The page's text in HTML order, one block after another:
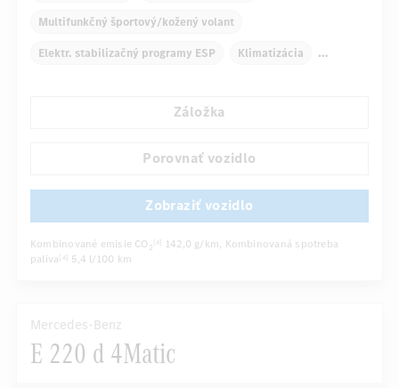
Multifunkčný športový/kožený volant
Elektr. stabilizačný programy ESP Klimatizácia
Automatické stmievanie vnútorného/vonkajšieho zrkadla
Záložka
Porovnať vozidlo
Zobraziť vozidlo
Kombinované emisie CO 2 [4] 142,0 g/km, Kombinovaná spotreba
paliva
[4] 5,4 l/100 km
Mercedes-Benz
E 220 d 4Matic